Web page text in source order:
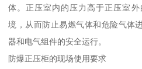
体。正压室内的压力高于正压室
境，从而防止易燃气体和危险气体
器和电气组件的安全运行。
防爆正压柜的现场使用要求